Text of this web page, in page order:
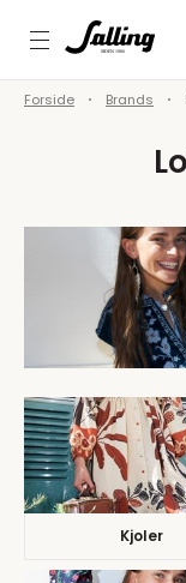
Forside Brands
Kjoler